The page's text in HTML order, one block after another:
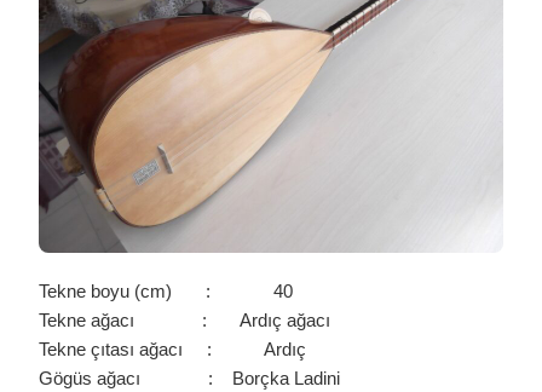
0105
IÇIN
Tekne boyu (cm) : 40
Tekne ağacı : Ardıç ağacı
Tekne çıtası ağacı : Ardıç
Gögüs ağacı : Borçka Ladini